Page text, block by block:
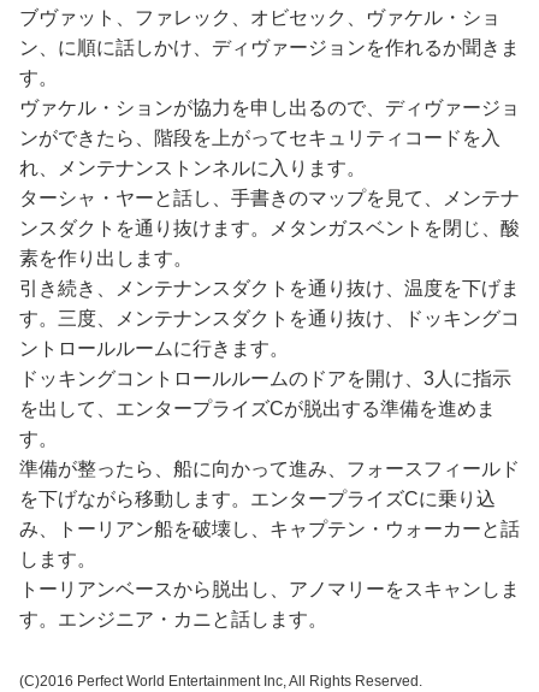
ブヴァット、ファレック、オビセック、ヴァケル・ショ
ン、に順に話しかけ、ディヴァージョンを作れるか聞きま
す。
ヴァケル・ションが協力を申し出るので、ディヴァージョ
ンができたら、階段を上がってセキュリティコードを入
れ、メンテナンストンネルに入ります。
ターシャ・ヤーと話し、手書きのマップを見て、メンテナ
ンスダクトを通り抜けます。メタンガスベントを閉じ、酸
素を作り出します。
引き続き、メンテナンスダクトを通り抜け、温度を下げま
す。三度、メンテナンスダクトを通り抜け、ドッキングコ
ントロールルームに行きます。
ドッキングコントロールルームのドアを開け、3人に指示
を出して、エンタープライズCが脱出する準備を進めま
す。
準備が整ったら、船に向かって進み、フォースフィールド
を下げながら移動します。エンタープライズCに乗り込
み、トーリアン船を破壊し、キャプテン・ウォーカーと話
します。
トーリアンベースから脱出し、アノマリーをスキャンしま
す。エンジニア・カニと話します。
(C)2016 Perfect World Entertainment Inc, All Rights Reserved.